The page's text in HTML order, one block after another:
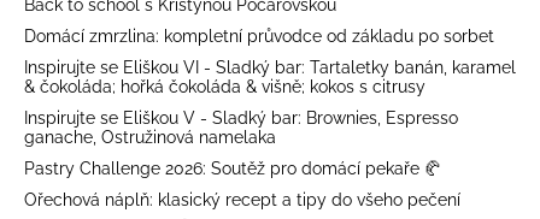
Back to school s Kristýnou Počárovskou
Domácí zmrzlina: kompletní průvodce od základu po sorbet
Inspirujte se Eliškou VI - Sladký bar: Tartaletky banán, karamel
& čokoláda; hořká čokoláda & višně; kokos s citrusy
Inspirujte se Eliškou V - Sladký bar: Brownies, Espresso
ganache, Ostružinová namelaka
Pastry Challenge 2026: Soutěž pro domácí pekaře 🥐
Ořechová náplň: klasický recept a tipy do všeho pečení